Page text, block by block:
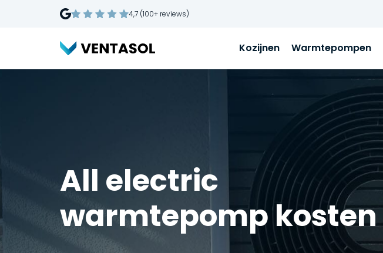
4,7 (100+ reviews)
Kozijnen Warmtepompen
All electric
warmtepomp kosten